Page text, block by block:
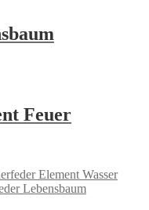
Feuer
Element Wasser
Lebensbaum